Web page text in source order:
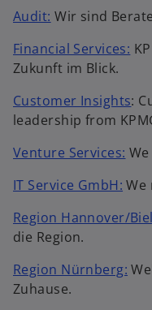
Audit: Wir sind
Financial Services:
Zukunft im Blick.
Customer Insights:
leadership from
Venture Services:
IT Service GmbH: We
Region Hannover/
die Region.
Region Nürnberg:
Zuhause.